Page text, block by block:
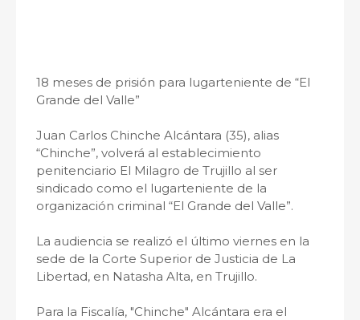
18 meses de prisión para lugarteniente de “El
Grande del Valle”
Juan Carlos Chinche Alcántara (35), alias
“Chinche”, volverá al establecimiento
penitenciario El Milagro de Trujillo al ser
sindicado como el lugarteniente de la
organización criminal “El Grande del Valle”.
La audiencia se realizó el último viernes en la
sede de la Corte Superior de Justicia de La
Libertad, en Natasha Alta, en Trujillo.
Para la Fiscalía, "Chinche" Alcántara era el